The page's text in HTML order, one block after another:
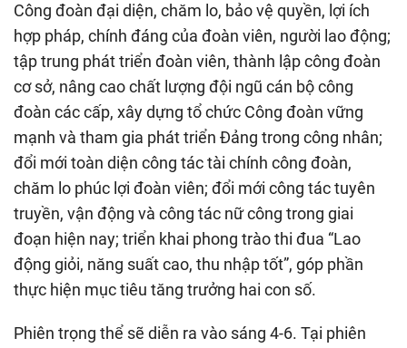
Công đoàn đại diện, chăm lo, bảo vệ quyền, lợi ích
hợp pháp, chính đáng của đoàn viên, người lao động;
tập trung phát triển đoàn viên, thành lập công đoàn
cơ sở, nâng cao chất lượng đội ngũ cán bộ công
đoàn các cấp, xây dựng tổ chức Công đoàn vững
mạnh và tham gia phát triển Đảng trong công nhân;
đổi mới toàn diện công tác tài chính công đoàn,
chăm lo phúc lợi đoàn viên; đổi mới công tác tuyên
truyền, vận động và công tác nữ công trong giai
đoạn hiện nay; triển khai phong trào thi đua “Lao
động giỏi, năng suất cao, thu nhập tốt”, góp phần
thực hiện mục tiêu tăng trưởng hai con số.
Phiên trọng thể sẽ diễn ra vào sáng 4-6. Tại phiên